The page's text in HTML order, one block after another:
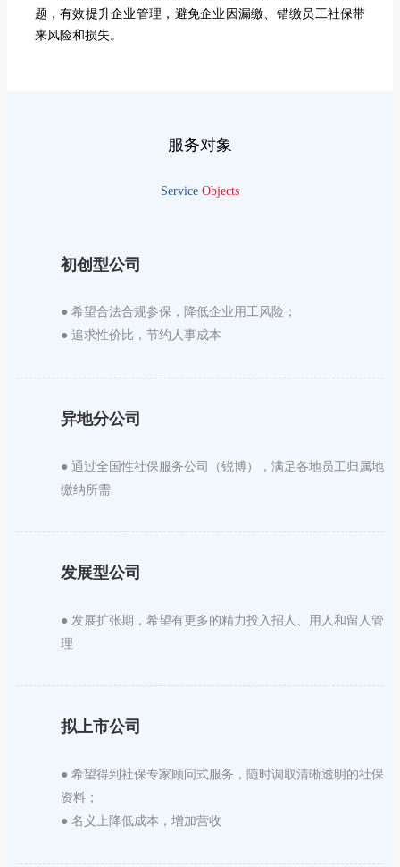
题，有效提升企业管理，避免企业因漏缴、错缴员工社保带
来风险和损失。
服务对象
Service Objects
初创型公司
● 希望合法合规参保，降低企业用工风险；
● 追求性价比，节约人事成本
异地分公司
● 通过全国性社保服务公司（锐博），满足各地员工归属地
缴纳所需
发展型公司
● 发展扩张期，希望有更多的精力投入招人、用人和留人管
理
拟上市公司
● 希望得到社保专家顾问式服务，随时调取清晰透明的社保
资料；
● 名义上降低成本，增加营收